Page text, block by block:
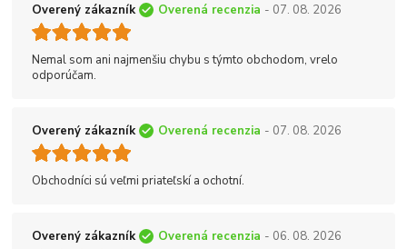
Overený zákazník Overená recenzia - 07. 08. 2026
Nemal som ani najmenšiu chybu s týmto obchodom, vrelo
odporúčam.
Overený zákazník Overená recenzia - 07. 08. 2026
Obchodníci sú veľmi priateľskí a ochotní.
Overený zákazník Overená recenzia - 06. 08. 2026